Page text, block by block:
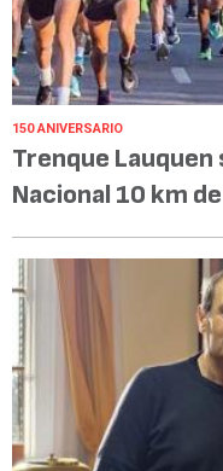
150 ANIVERSARIO
Trenque
Nacional 10 km